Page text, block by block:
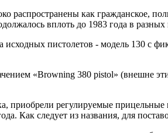
распространены как гражданское,
вплоть до 1983 года в
исходных пистолетов - модель 130
«Browning 380 pistol» (внешне
приобрели регулируемые
Как следует из названия, для